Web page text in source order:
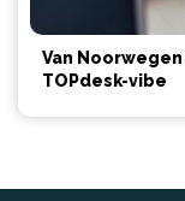
Van
TOPdesk-vibe